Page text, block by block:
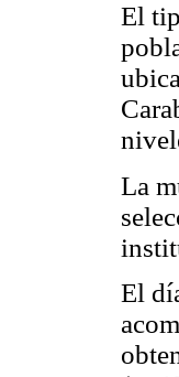
El
La
El